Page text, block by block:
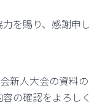
を賜り、感謝申し
新人大会の資料
の確認をよろし